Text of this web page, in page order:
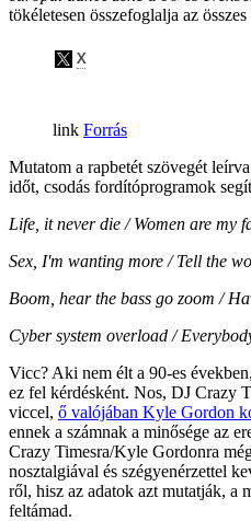
tökéletesen összefoglalja az
Forrás
Mutatom a rapbetét szövegét
időt, csodás fordítóprogramok
Life, it never die /Women are my
Sex, I'm wanting more /Tell the
Boom, hear the bass go zoom /
Cyber system overload /
Vicc? Aki nem élt a 90-es
ez fel kérdésként. Nos, DJ Crazy
viccel, ő valójában Kyle Gordon
ennek a számnak a minősége az
Crazy Timesra/Kyle Gordonra
nosztalgiával és szégyenérzettel
ről, hisz az adatok azt mutatják, a
feltámad.